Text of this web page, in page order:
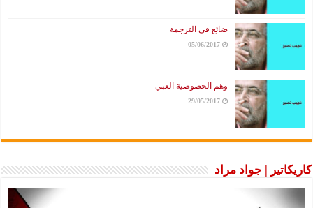
ضائع في الترجمة
05/06/2017
وهم الخصوصية الغبي
29/05/2017
كاريكاتير | جواد مراد